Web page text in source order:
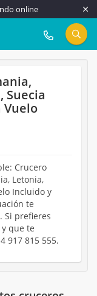
online
917 815 555
Suecia
Vuelo
Crucero
Letonia,
Incluido y
te
Si prefieres
que te
917 815 555.